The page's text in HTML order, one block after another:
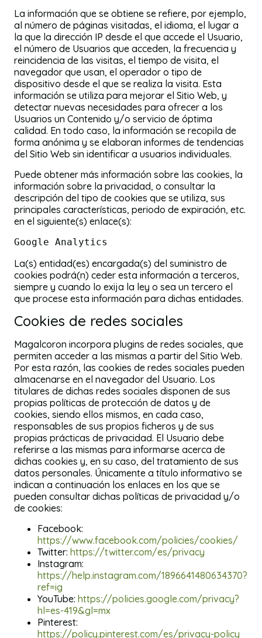
La información que se obtiene se refiere, por ejemplo,
al número de páginas visitadas, el idioma, el lugar a
la que la dirección IP desde el que accede el Usuario,
el número de Usuarios que acceden, la frecuencia y
reincidencia de las visitas, el tiempo de visita, el
navegador que usan, el operador o tipo de
dispositivo desde el que se realiza la visita. Esta
información se utiliza para mejorar el Sitio Web, y
detectar nuevas necesidades para ofrecer a los
Usuarios un Contenido y/o servicio de óptima
calidad. En todo caso, la información se recopila de
forma anónima y se elaboran informes de tendencias
del Sitio Web sin identificar a usuarios individuales.
Puede obtener más información sobre las cookies, la
información sobre la privacidad, o consultar la
descripción del tipo de cookies que se utiliza, sus
principales características, periodo de expiración, etc.
en el siguiente(s) enlace(s):
Google Analytics
La(s) entidad(es) encargada(s) del suministro de
cookies podrá(n) ceder esta información a terceros,
siempre y cuando lo exija la ley o sea un tercero el
que procese esta información para dichas entidades.
Cookies de redes sociales
Magalcoron incorpora plugins de redes sociales, que
permiten acceder a las mismas a partir del Sitio Web.
Por esta razón, las cookies de redes sociales pueden
almacenarse en el navegador del Usuario. Los
titulares de dichas redes sociales disponen de sus
propias políticas de protección de datos y de
cookies, siendo ellos mismos, en cada caso,
responsables de sus propios ficheros y de sus
propias prácticas de privacidad. El Usuario debe
referirse a las mismas para informarse acerca de
dichas cookies y, en su caso, del tratamiento de sus
datos personales. Únicamente a título informativo se
indican a continuación los enlaces en los que se
pueden consultar dichas políticas de privacidad y/o
de cookies:
Facebook:
https://www.facebook.com/policies/cookies/
Twitter: https://twitter.com/es/privacy
Instagram:
https://help.instagram.com/1896641480634370?
ref=ig
YouTube: https://policies.google.com/privacy?
hl=es-419&gl=mx
Pinterest:
https://policy.pinterest.com/es/privacy-policy